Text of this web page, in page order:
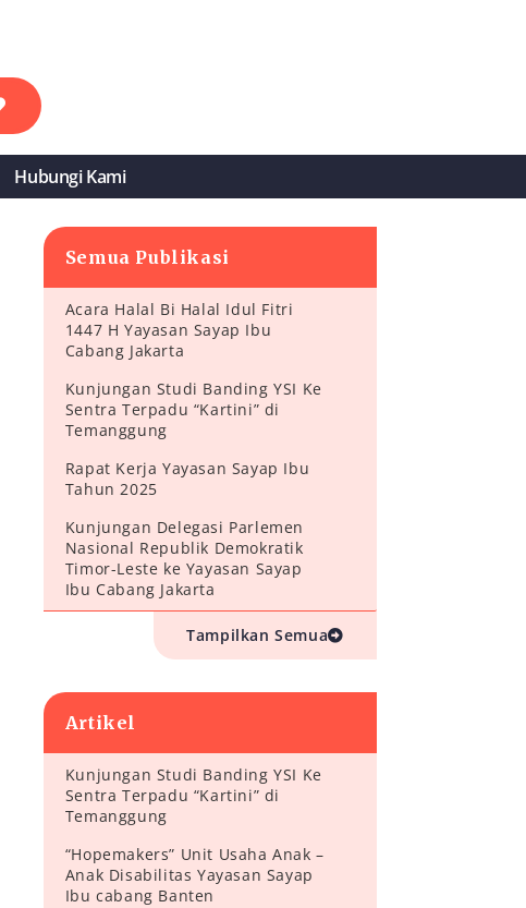
Hubungi Kami
Semua Publikasi
Acara Halal Bi Halal Idul Fitri
1447 H Yayasan Sayap Ibu
Cabang Jakarta
Kunjungan Studi Banding YSI Ke
Sentra Terpadu “Kartini” di
Temanggung
Rapat Kerja Yayasan Sayap Ibu
Tahun 2025
Kunjungan Delegasi Parlemen
Nasional Republik Demokratik
Timor-Leste ke Yayasan Sayap
Ibu Cabang Jakarta
Tampilkan Semua
Artikel
Kunjungan Studi Banding YSI Ke
Sentra Terpadu “Kartini” di
Temanggung
“Hopemakers” Unit Usaha Anak –
Anak Disabilitas Yayasan Sayap
Ibu cabang Banten